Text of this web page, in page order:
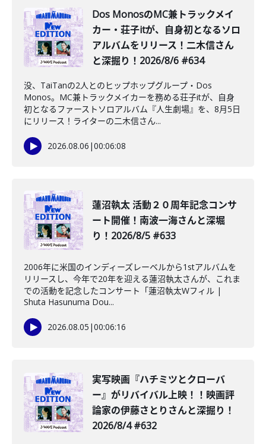
Dos MonosのMC兼トラックメイ
カー・荘子itが、自身初となるソロ
アルバムをリリース！二木信さん
と深掘り！2026/8/6 #634
没、TaiTanの2人とのヒップホップグループ・Dos
Monos。MC兼トラックメイカーを務める荘子itが、自身
初となるファーストソロアルバム『人生劇場』を、8月5日
にリリース！ライターの二木信さん...
2026.08.06 |00:06:08
蓮沼執太 活動２０周年記念コンサ
ート開催！南波一海さんと深堀
り！2026/8/5 #633
2006年に米国のインディーズレーベルから1stアルバムを
リリースし、今年で20年を迎える蓮沼執太さんが、これま
での活動を記念したコンサート「蓮沼執太Wフィル |
Shuta Hasunuma Dou...
2026.08.05 |00:06:16
️実写映画『ハチミツとクローバ
ー』がリバイバル上映！！映画評
論家の伊藤さとりさんと深掘り！
2026/8/4 #632